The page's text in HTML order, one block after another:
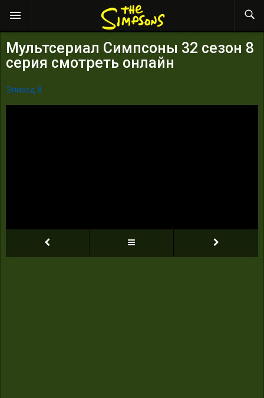
Мультсериал Симпсоны 32 сезон 8
серия смотреть онлайн
Эпизод 8